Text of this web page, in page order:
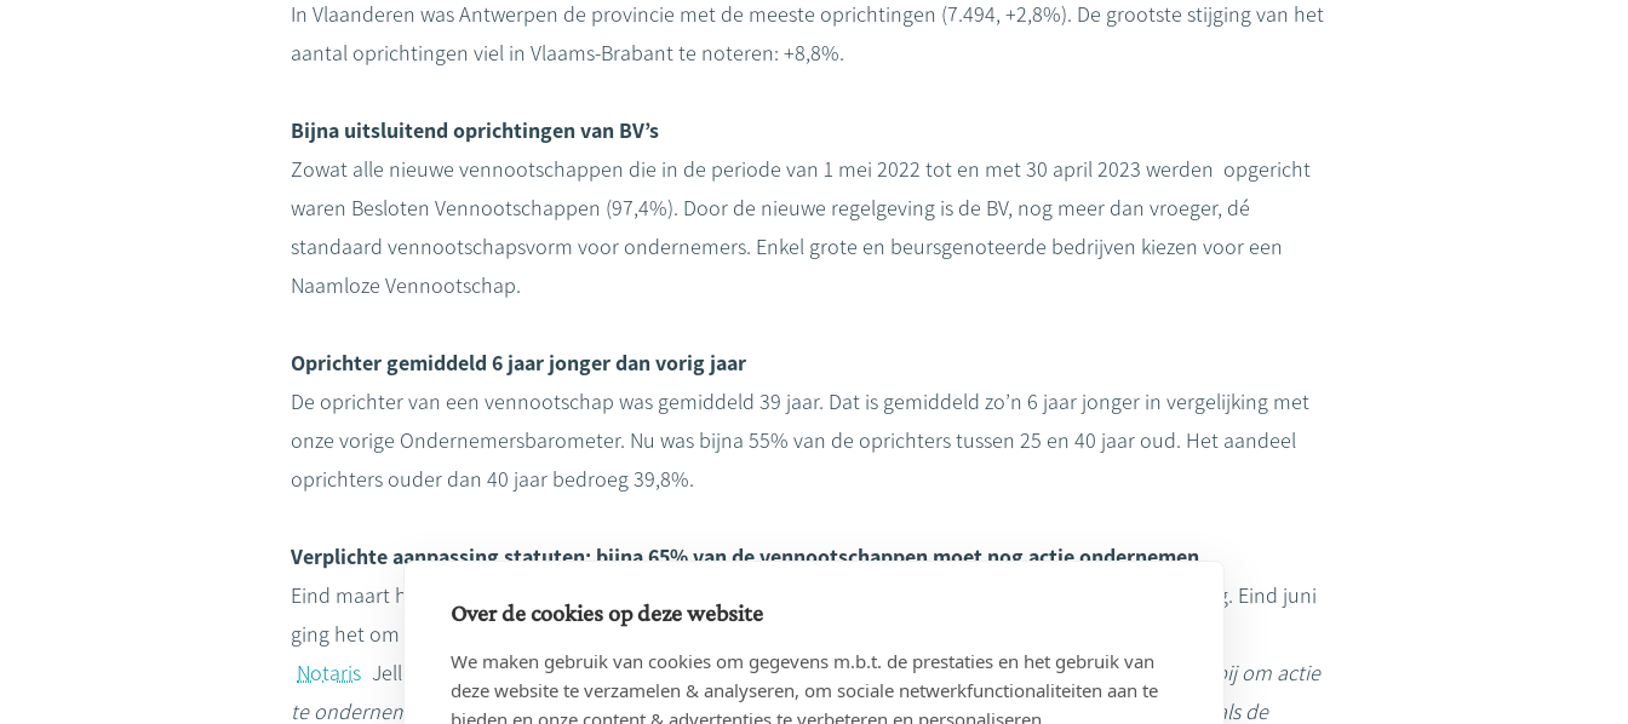
In Vlaanderen was Antwerpen de provincie met de meeste oprichtingen (7.494, +2,8%). De grootste stijging van het
aantal oprichtingen viel in Vlaams-Brabant te noteren: +8,8%.
Bijna uitsluitend oprichtingen van BV’s
Zowat alle nieuwe vennootschappen die in de periode van 1 mei 2022 tot en met 30 april 2023 werden opgericht
waren Besloten Vennootschappen (97,4%). Door de nieuwe regelgeving is de BV, nog meer dan vroeger, dé
standaard vennootschapsvorm voor ondernemers. Enkel grote en beursgenoteerde bedrijven kiezen voor een
Naamloze Vennootschap.
Oprichter gemiddeld 6 jaar jonger dan vorig jaar
De oprichter van een vennootschap was gemiddeld 39 jaar. Dat is gemiddeld zo’n 6 jaar jonger in vergelijking met
onze vorige Ondernemersbarometer. Nu was bijna 55% van de oprichters tussen 25 en 40 jaar oud. Het aandeel
oprichters ouder dan 40 jaar bedroeg 39,8%.
Verplichte aanpassing statuten: bijna 65% van de vennootschappen moet nog actie ondernemen
Eind maart hadden 32,3% van de vennootschappen hun
aangepast aan de nieuwe regelgeving. Eind juni
ging het om 37,6%.
Notaris Jelle Van Hove, woordvoerder van Notaris.be:“Ondernemers hebben er nochtans alle belang bij om actie
te ondernemen. De nieuwe regelgeving biedt heel wat extra mogelijkheden die pas uitwerking hebben als de
Over de cookies op deze website
We maken gebruik van cookies om gegevens m.b.t. de prestaties en het gebruik van
deze website te verzamelen & analyseren, om sociale netwerkfunctionaliteiten aan te
bieden en onze content & advertenties te verbeteren en personaliseren.